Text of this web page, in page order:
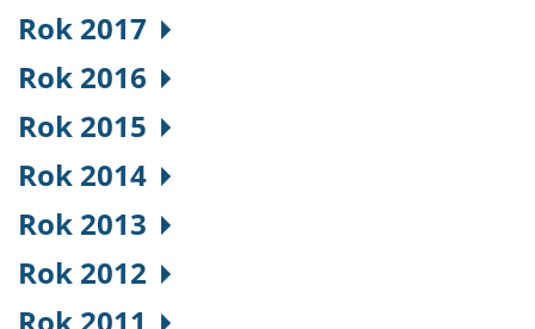
Rok 2017
Rok 2016
Rok 2015
Rok 2014
Rok 2013
Rok 2012
Rok 2011